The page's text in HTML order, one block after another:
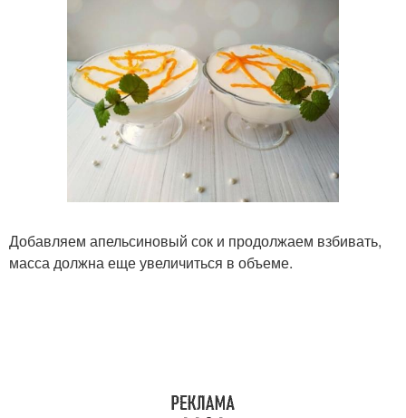
Добавляем апельсиновый сок и продолжаем взбивать,
масса должна еще увеличиться в объеме.